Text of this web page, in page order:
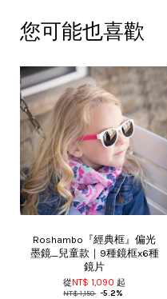
您可能也喜歡
Roshambo『經典框』偏光
墨鏡_兒童款｜9種鏡框x6種
鏡片
從NT$ 1,090起
NT$ 1,150 -5.2%